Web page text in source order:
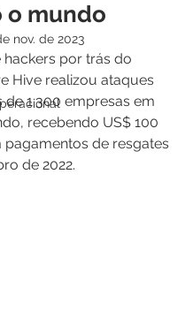
o mundo
nov. de 2023
por trás do
Hive realizou ataques
de 1.300 empresas em
recebendo US$ 100
pagamentos de resgates
de 2022.